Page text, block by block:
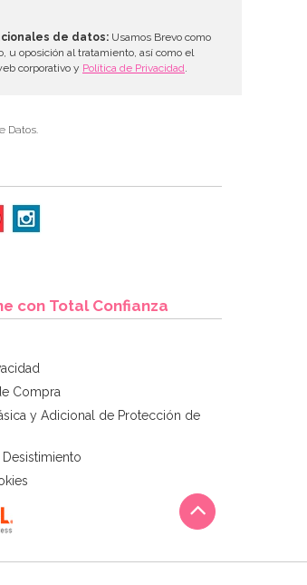
de datos: Usamos Brevo como
u oposición al tratamiento, así como el
corporativo y Política de Privacidad
Datos.
con Total Confianza
Compra
y Adicional de Protección de